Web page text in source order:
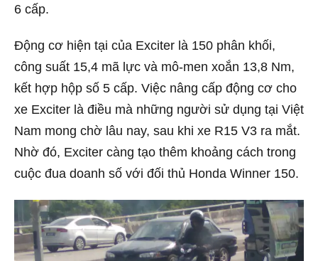
6 cấp.
Động cơ hiện tại của Exciter là 150 phân khối,
công suất 15,4 mã lực và mô-men xoắn 13,8 Nm,
kết hợp hộp số 5 cấp. Việc nâng cấp động cơ cho
xe Exciter là điều mà những người sử dụng tại Việt
Nam mong chờ lâu nay, sau khi xe R15 V3 ra mắt.
Nhờ đó, Exciter càng tạo thêm khoảng cách trong
cuộc đua doanh số với đối thủ Honda Winner 150.